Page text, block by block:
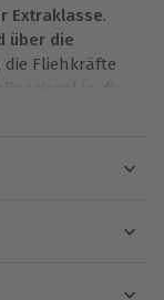
Extraklasse.
über die
die Fliehkräfte
in die
auf Deinem
Markt und